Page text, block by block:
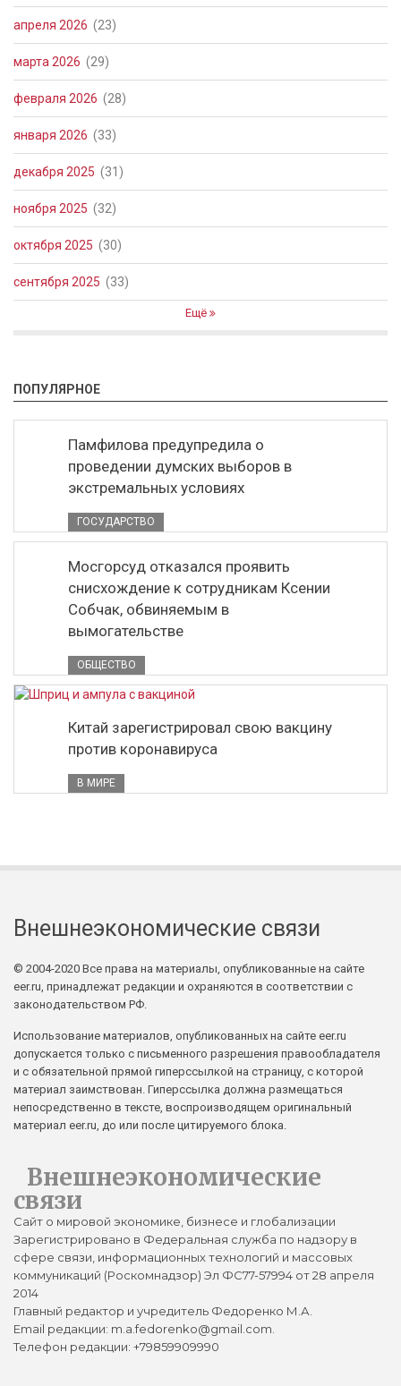
апреля 2026 (23)
марта 2026 (29)
февраля 2026 (28)
января 2026 (33)
декабря 2025 (31)
ноября 2025 (32)
октября 2025 (30)
сентября 2025 (33)
Ещё
ПОПУЛЯРНОЕ
Памфилова предупредила о
проведении думских выборов в
экстремальных условиях
ГОСУДАРСТВО
Мосгорсуд отказался проявить
снисхождение к сотрудникам Ксении
Собчак, обвиняемым в
вымогательстве
ОБЩЕСТВО
Китай зарегистрировал свою вакцину
против коронавируса
В МИРЕ
Внешнеэкономические связи
© 2004-2020 Все права на материалы, опубликованные на сайте
eer.ru, принадлежат редакции и охраняются в соответствии с
законодательством РФ.
Использование материалов, опубликованных на сайте eer.ru
допускается только с письменного разрешения правообладателя
и с обязательной прямой гиперссылкой на страницу, с которой
материал заимствован. Гиперссылка должна размещаться
непосредственно в тексте, воспроизводящем оригинальный
материал eer.ru, до или после цитируемого блока.
Внешнеэкономические
связи
Сайт о мировой экономике, бизнесе и глобализации
Зарегистрировано в Федеральная служба по надзору в
сфере связи, информационных технологий и массовых
коммуникаций (Роскомнадзор) Эл ФС77-57994 от 28 апреля
2014
Главный редактор и учредитель Федоренко М.А.
Email редакции: m.a.fedorenko@gmail.com.
Телефон редакции: +79859909990